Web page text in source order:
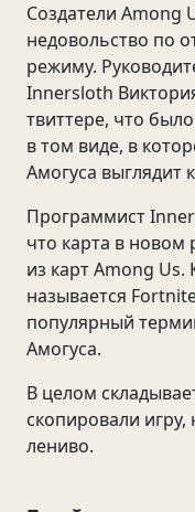
Создатели Among
недовольство по
режиму.
Innersloth
твиттере, что
в том виде, в
Амогуса выглядит
Программист
что карта в
из карт Among
называется
популярный
Амогуса.
В целом
скопировали
лениво.